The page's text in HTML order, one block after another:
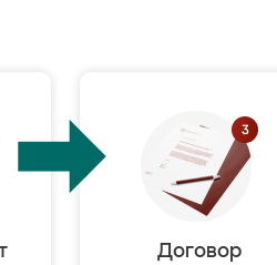
Договор